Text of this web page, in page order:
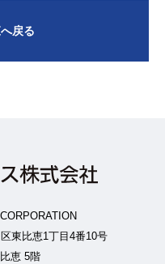
戻る
東比恵1丁目4番10号
恵 5階